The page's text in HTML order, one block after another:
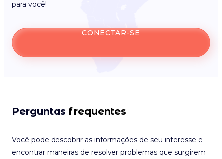
para você!
CONECTAR-SE
Perguntas frequentes
Você pode descobrir as informações de seu interesse e
encontrar maneiras de resolver problemas que surgirem